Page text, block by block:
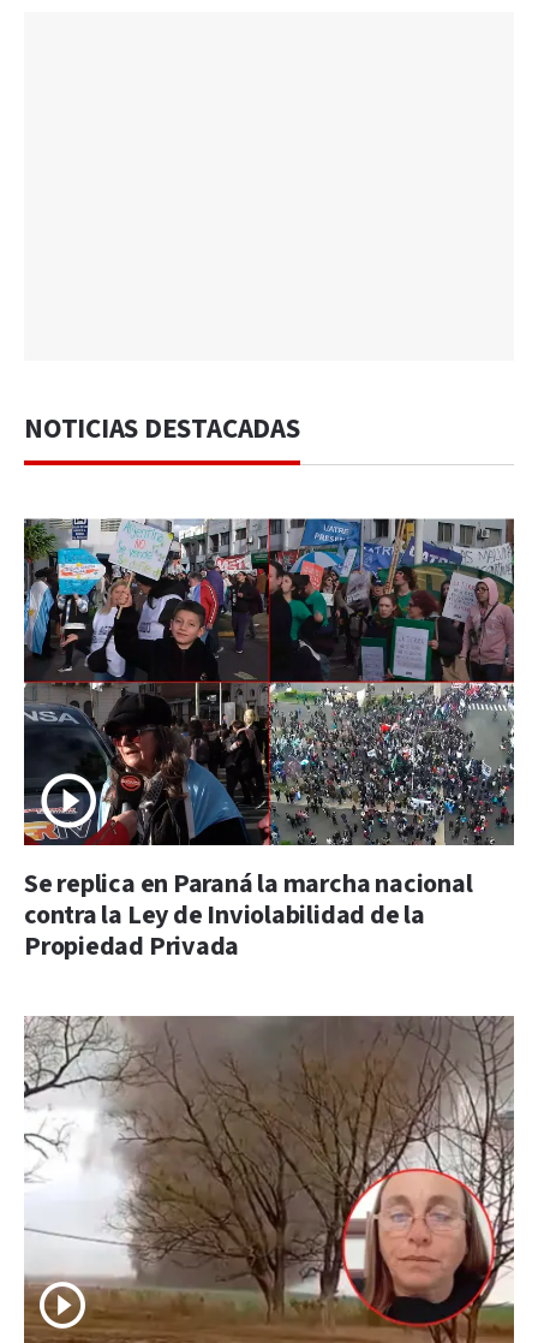
NOTICIAS DESTACADAS
Se replica en Paraná la marcha nacional
contra la Ley de Inviolabilidad de la
Propiedad Privada